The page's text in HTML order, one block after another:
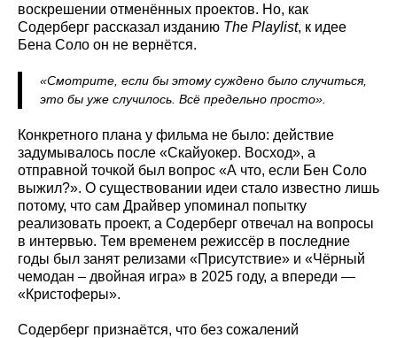
воскрешении отменённых проектов. Но, как
Содерберг рассказал изданию The Playlist, к идее
Бена Соло он не вернётся.
«Смотрите, если бы этому суждено было случиться,
это бы уже случилось. Всё предельно просто».
Конкретного плана у фильма не было: действие
задумывалось после «Скайуокер. Восход», а
отправной точкой был вопрос «А что, если Бен Соло
выжил?». О существовании идеи стало известно лишь
потому, что сам Драйвер упоминал попытку
реализовать проект, а Содерберг отвечал на вопросы
в интервью. Тем временем режиссёр в последние
годы был занят релизами «Присутствие» и «Чёрный
чемодан – двойная игра» в 2025 году, а впереди —
«Кристоферы».
Содерберг признаётся, что без сожалений